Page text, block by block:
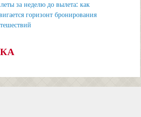
за неделю до вылета: как
горизонт бронирования